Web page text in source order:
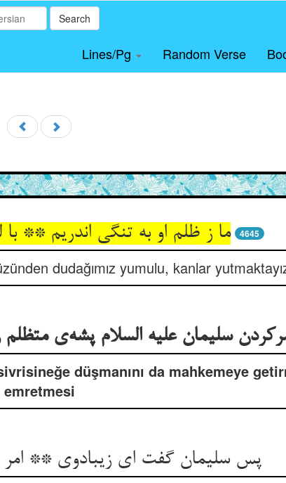
Search
Lines/Pg Random Verse
ما ز ظلم او به تنگی اندریم ** 4645
dudağımız yumulu, kanlar
سلیمان علیه السلام پشه‌ی
düşmanını da mahkemeye
emretmesi
پس سلیمان گفت ای زیبادوی ** امر